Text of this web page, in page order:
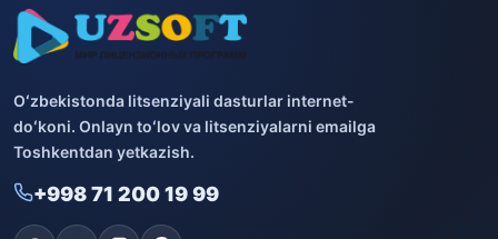
Oʻzbekistonda litsenziyali dasturlar internet-
doʻkoni. Onlayn toʻlov va litsenziyalarni emailga
Toshkentdan yetkazish.
+998 71 200 19 99